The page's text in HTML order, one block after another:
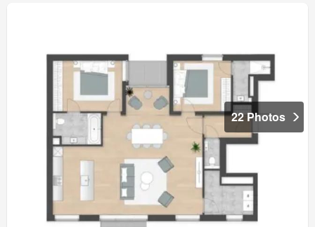
22 Photos